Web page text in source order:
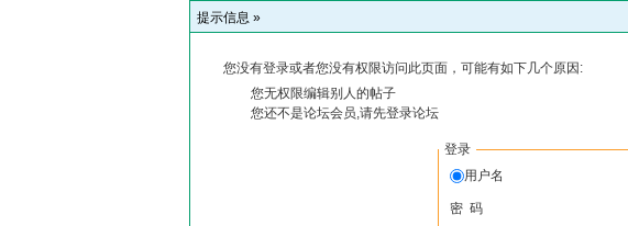
提示信息 »
您没有登录或者您没有权限访问此页面，可能有如下几个原因:
您无权限编辑别人的帖子
您还不是论坛会员,请先登录论坛
登录
用户名
密 码